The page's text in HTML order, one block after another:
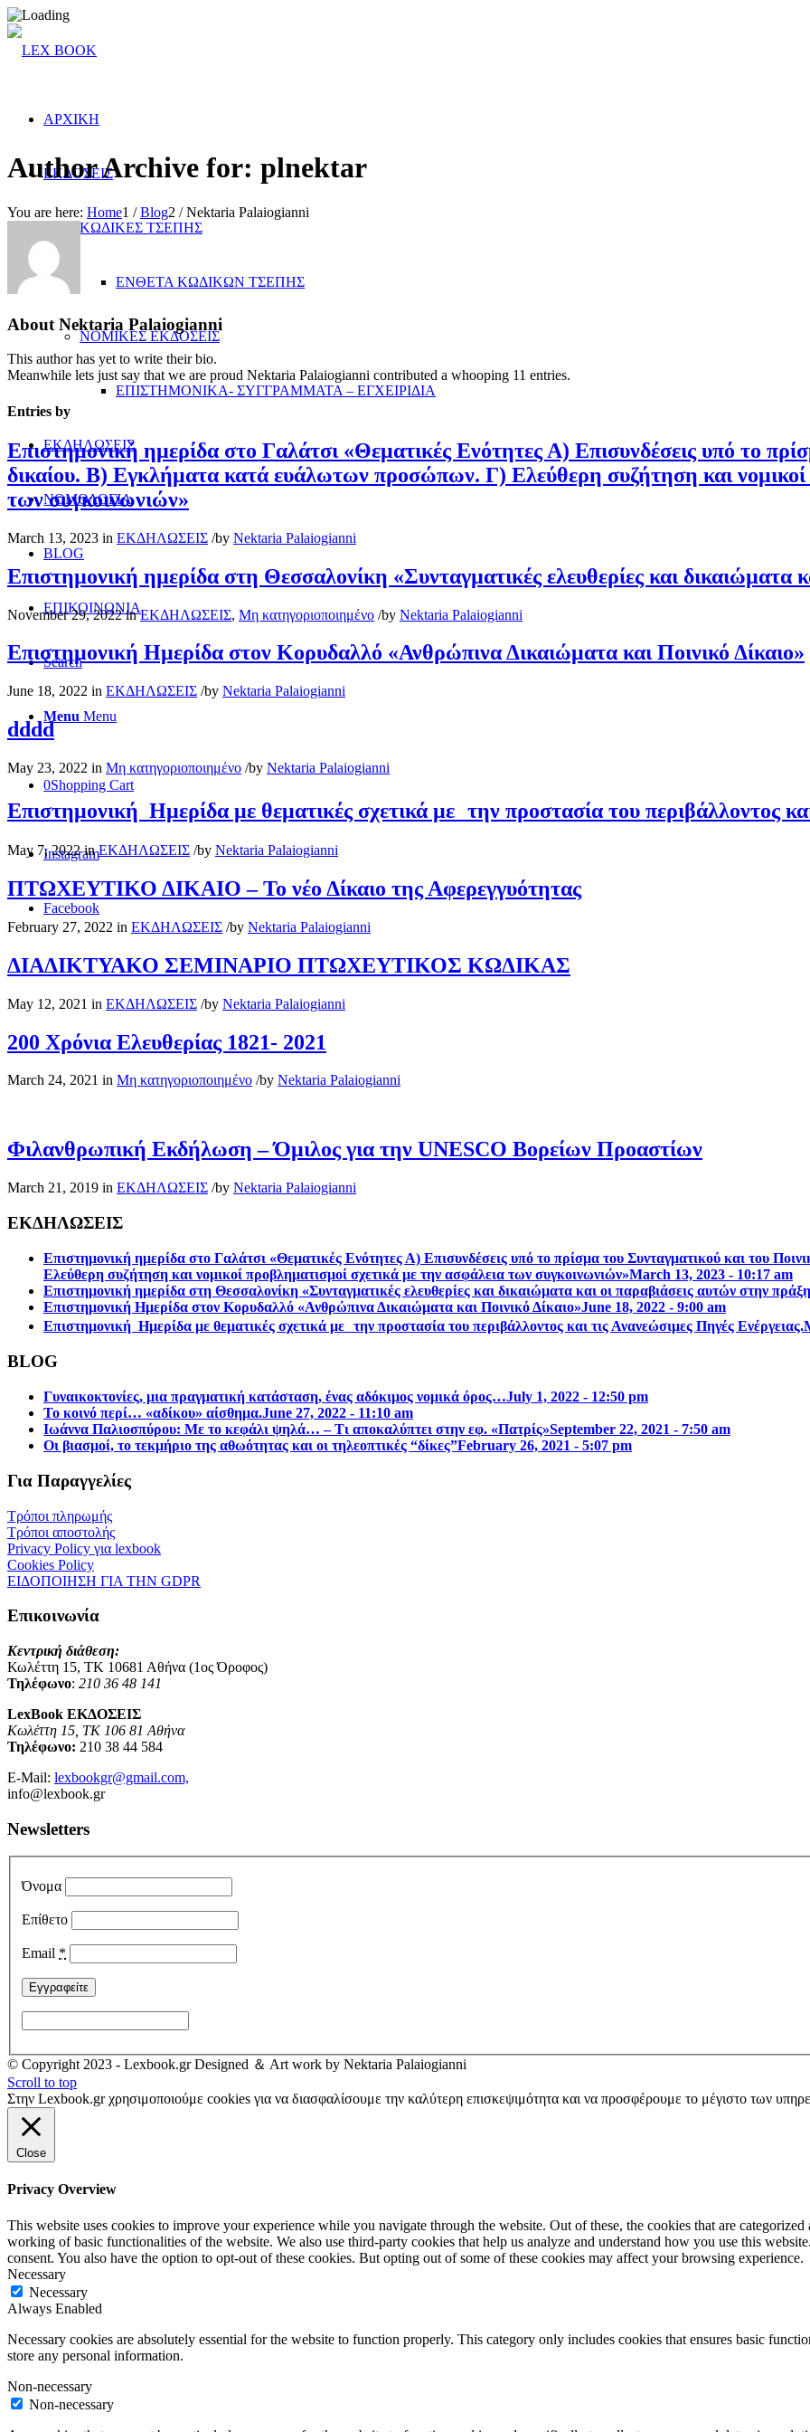
ΑΡΧΙΚΗ
ΕΚΔΟΣΕΙΣ
ΚΩΔΙΚΕΣ ΤΣΕΠΗΣ
ΕΝΘΕΤΑ ΚΩΔΙΚΩΝ ΤΣΕΠΗΣ
ΝΟΜΙΚΕΣ ΕΚΔΟΣΕΙΣ
ΕΠΙΣΤΗΜΟΝΙΚΑ- ΣΥΓΓΡΑΜΜΑΤΑ – ΕΓΧΕΙΡΙΔΙΑ
ΕΚΔΗΛΩΣΕΙΣ
ΝΟΜΟΛΟΓΙΑ
BLOG
ΕΠΙΚΟΙΝΩΝΙΑ
Search
Menu Menu
0Shopping Cart
Instagram
Facebook
Author Archive for: plnektar
You are here: Home1 / Blog2 / Nektaria Palaiogianni
About Nektaria Palaiogianni
This author has yet to write their bio.
Meanwhile lets just say that we are proud Nektaria Palaiogianni contributed a whooping 11 entries.
Entries by
Επιστημονική ημερίδα στο Γαλάτσι «Θεματικές Ενότητες Α) Επισυνδέσεις υπό το
δικαίου. Β) Εγκλήματα κατά ευάλωτων προσώπων. Γ) Ελεύθερη συζήτηση και νομικοί
των συγκοινωνιών»
March 13, 2023 in ΕΚΔΗΛΩΣΕΙΣ /by Nektaria Palaiogianni
Επιστηµονική ηµερίδα στη Θεσσαλονίκη «Συνταγµατικές ελευθερίες και δικαιώµατα
November 29, 2022 inΕΚΔΗΛΩΣΕΙΣ, Μη κατηγοριοποιημένο /by Nektaria Palaiogianni
Επιστημονική Ημερίδα στον Κορυδαλλό «Ανθρώπινα Δικαιώματα και Ποινικό Δίκαιο»
June 18, 2022 in ΕΚΔΗΛΩΣΕΙΣ /by Nektaria Palaiogianni
dddd
May 23, 2022 in Μη κατηγοριοποιημένο /by Nektaria Palaiogianni
Επιστημονική Ημερίδα με θεματικές σχετικά με την προστασία του περιβάλλοντος
May 7, 2022 inΕΚΔΗΛΩΣΕΙΣ /by Nektaria Palaiogianni
ΠΤΩΧΕΥΤΙΚΟ ΔΙΚΑΙΟ – Το νέο Δίκαιο της Αφερεγγυότητας
February 27, 2022 in ΕΚΔΗΛΩΣΕΙΣ /by Nektaria Palaiogianni
ΔΙΑΔΙΚΤΥΑΚΟ ΣΕΜΙΝΑΡΙΟ ΠΤΩΧΕΥΤΙΚΟΣ ΚΩΔΙΚΑΣ
May 12, 2021 in ΕΚΔΗΛΩΣΕΙΣ /by Nektaria Palaiogianni
200 Xρόνια Ελευθερίας 1821- 2021
March 24, 2021 in Μη κατηγοριοποιημένο /by Nektaria Palaiogianni
Φιλανθρωπική Εκδήλωση – Όμιλος για την UNESCO Βορείων Προαστίων
March 21, 2019 in ΕΚΔΗΛΩΣΕΙΣ /by Nektaria Palaiogianni
ΕΚΔΗΛΩΣΕΙΣ
Επιστημονική ημερίδα στο Γαλάτσι «Θεματικές Ενότητες Α) Επισυνδέσεις υπό το πρίσμα του Συνταγματικού και του
Ελεύθερη συζήτηση και νομικοί προβληματισμοί σχετικά με την ασφάλεια των συγκοινωνιών»March 13, 2023 - 10:17 am
Επιστηµονική ηµερίδα στη Θεσσαλονίκη «Συνταγµατικές ελευθερίες και δικαιώµατα και οι παραβιάσεις αυτών στην
Επιστημονική Ημερίδα στον Κορυδαλλό «Ανθρώπινα Δικαιώματα και Ποινικό Δίκαιο»June 18, 2022 - 9:00 am
Επιστημονική Ημερίδα με θεματικές σχετικά με την προστασία του περιβάλλοντος και τις Ανανεώσιμες Πηγές Ενέργειας.
BLOG
Γυναικοκτονίες, μια πραγματική κατάσταση, ένας αδόκιμος νομικά όρος…July 1, 2022 - 12:50 pm
Το κοινό περί… «αδίκου» αίσθημα.June 27, 2022 - 11:10 am
Ιωάννα Παλιοσπύρου: Με το κεφάλι ψηλά… – Τι αποκαλύπτει στην εφ. «Πατρίς»September 22, 2021 - 7:50 am
Οι βιασμοί, το τεκμήριο της αθωότητας και οι τηλεοπτικές “δίκες”February 26, 2021 - 5:07 pm
Για Παραγγελίες
Τρόποι πληρωμής
Τρόποι αποστολής
Privacy Policy για lexbook
Cookies Policy
ΕΙΔΟΠΟΙΗΣΗ ΓΙΑ ΤΗΝ GDPR
Επικοινωνία
Κεντρική διάθεση:
Κωλέττη 15, ΤΚ 10681 Αθήνα (1ος Όροφος)
Τηλέφωνο: 210 36 48 141
LexBook ΕΚΔΟΣΕΙΣ
Κωλέττη 15, ΤΚ 106 81 Αθήνα
Τηλέφωνο: 210 38 44 584
E-Mail: lexbookgr@gmail.com,
info@lexbook.gr
Newsletters
Όνομα
Επίθετο
Email *
© Copyright 2023 - Lexbook.gr Designed ＆ Art work by Nektaria Palaiogianni
Scroll to top
Στην Lexbook.gr χρησιμοποιούμε cookies για να διασφαλίσουμε την καλύτερη επισκεψιμότητα και να προσφέρουμε το μέγιστο των
Close
Privacy Overview
This website uses cookies to improve your experience while you navigate through the website. Out of these, the cookies that are categorized
working of basic functionalities of the website. We also use third-party cookies that help us analyze and understand how you use this
consent. You also have the option to opt-out of these cookies. But opting out of some of these cookies may affect your browsing experience.
Necessary
Necessary
Always Enabled
Necessary cookies are absolutely essential for the website to function properly. This category only includes cookies that ensures basic
store any personal information.
Non-necessary
Non-necessary